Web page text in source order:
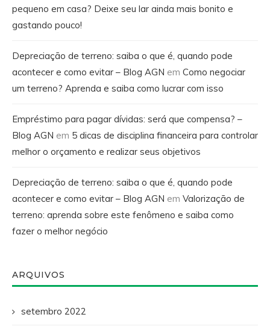
pequeno em casa? Deixe seu lar ainda mais bonito e
gastando pouco!
Depreciação de terreno: saiba o que é, quando pode
acontecer e como evitar – Blog AGN em Como negociar
um terreno? Aprenda e saiba como lucrar com isso
Empréstimo para pagar dívidas: será que compensa? –
Blog AGN em 5 dicas de disciplina financeira para controlar
melhor o orçamento e realizar seus objetivos
Depreciação de terreno: saiba o que é, quando pode
acontecer e como evitar – Blog AGN em Valorização de
terreno: aprenda sobre este fenômeno e saiba como
fazer o melhor negócio
ARQUIVOS
setembro 2022